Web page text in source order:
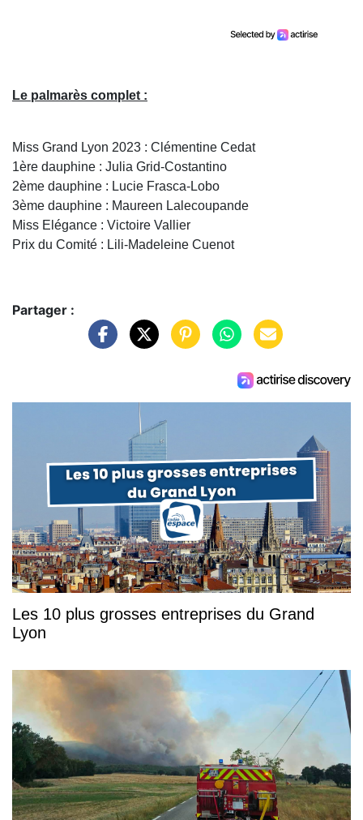
Le palmarès complet :
Miss Grand Lyon 2023 : Clémentine Cedat
1ère dauphine : Julia Grid-Costantino
2ème dauphine : Lucie Frasca-Lobo
3ème dauphine : Maureen Lalecoupande
Miss Elégance : Victoire Vallier
Prix du Comité : Lili-Madeleine Cuenot
Partager :
Les 10 plus grosses entreprises du Grand
Lyon